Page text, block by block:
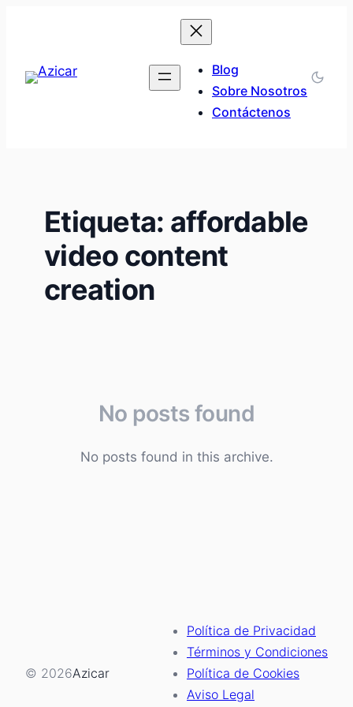
Blog
Sobre Nosotros
Contáctenos
Etiqueta: affordable
video content
creation
No posts found
No posts found in this archive.
© 2026Azicar
Política de Privacidad
Términos y Condiciones
Política de Cookies
Aviso Legal